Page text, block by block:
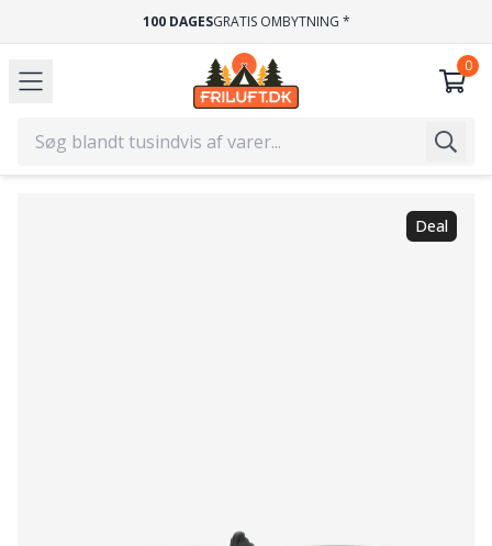
100 DAGESGRATIS OMBYTNING *
Deal